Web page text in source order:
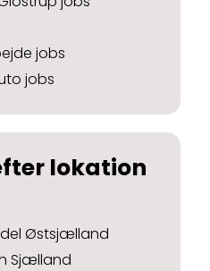
jobs
jobs
lokation
Østsjælland
Sjælland